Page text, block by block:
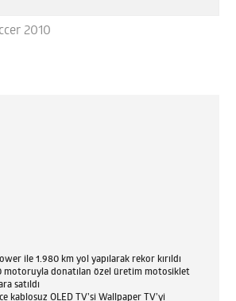
2010
ile 1.980 km yol yapılarak rekor kırıldı
motoruyla donatılan özel üretim motosiklet
satıldı
kablosuz OLED TV’si Wallpaper TV’yi